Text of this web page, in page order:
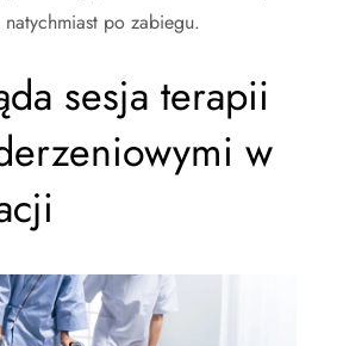
po zabiegu.
sesja terapii
w